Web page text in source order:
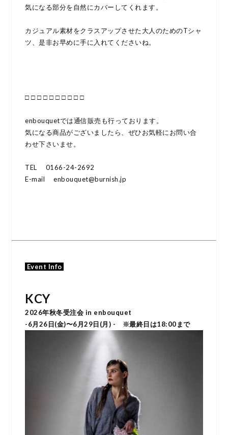
気になる部分を自然にカバーしてくれます。
カジュアル素材をクラスアップさせた大人のためのTシャ
ツ、是非お早めに手に入れてくださいね。
□ □ □ □ □ □ □ □ □ □
enbouquetでは通信販売も行っております。
気になる商品がございましたら、ぜひお気軽にお問い合
わせ下さいませ。
TEL 0166-24-2692
E-mail enbouquet@burnish.jp
Event Info
KCY
2026年秋冬受注会 in enbouquet
-6月26日(金)〜6月29日(月) -
※最終日は18:00まで